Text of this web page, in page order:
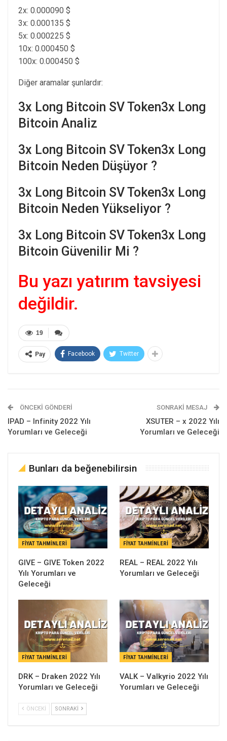
2x: 0.000090 $
3x: 0.000135 $
5x: 0.000225 $
10x: 0.000450 $
100x: 0.000450 $
Diğer aramalar şunlardır:
3x Long Bitcoin SV Token3x Long
Bitcoin Analiz
3x Long Bitcoin SV Token3x Long
Bitcoin Neden Düşüyor ?
3x Long Bitcoin SV Token3x Long
Bitcoin Neden Yükseliyor ?
3x Long Bitcoin SV Token3x Long
Bitcoin Güvenilir Mi ?
Bu yazı yatırım tavsiyesi
değildir.
19
Pay Facebook Twitter
ÖNCEKI GÖNDERI
IPAD – Infinity 2022 Yılı
Yorumları ve Geleceği
SONRAKI MESAJ
XSUTER – x 2022 Yılı
Yorumları ve Geleceği
Bunları da beğenebilirsin
FIYAT TAHMINLERI
GIVE – GIVE Token 2022
Yılı Yorumları ve
Geleceği
FIYAT TAHMINLERI
REAL – REAL 2022 Yılı
Yorumları ve Geleceği
FIYAT TAHMINLERI
DRK – Draken 2022 Yılı
Yorumları ve Geleceği
FIYAT TAHMINLERI
VALK – Valkyrio 2022 Yılı
Yorumları ve Geleceği
ÖNCEKI SONRAKI